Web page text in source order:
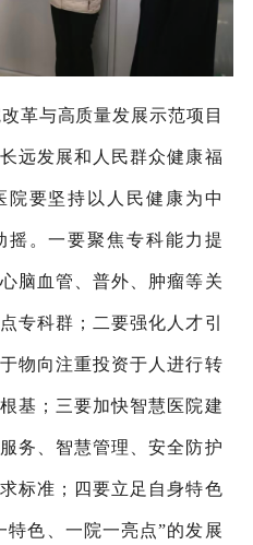
革与高质量发展示范项目
远发展和人民群众健康福
要坚持以人民健康为中
摇。一要聚焦专科能力提
脑血管 、普外、肿瘤等关
专科群；二要强化人才引
物向注重投资于人进行转
基 ；三要加快智慧医院建
务、智慧管理、安全防护
标准；四要立足自身特色
特色、一院一亮点”的发展